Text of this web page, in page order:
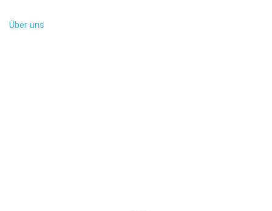
Über uns